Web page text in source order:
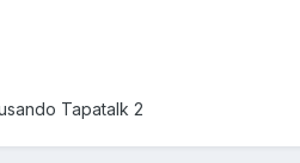
Tapatalk 2